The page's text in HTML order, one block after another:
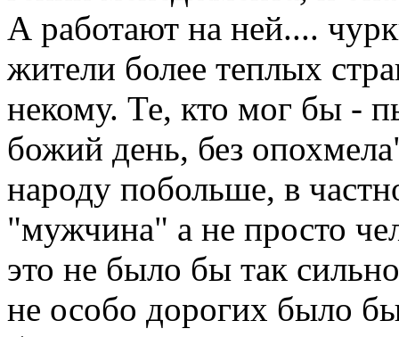
А работают на ней....
жители более теплых
некому. Те, кто мог бы -
божий день, без
народу побольше, в
"мужчина" а не просто
это не было бы так
не особо дорогих было